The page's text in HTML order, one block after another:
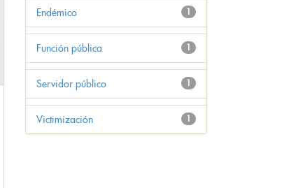
1
Endémico
1
Función pública
1
Servidor público
1
Victimización